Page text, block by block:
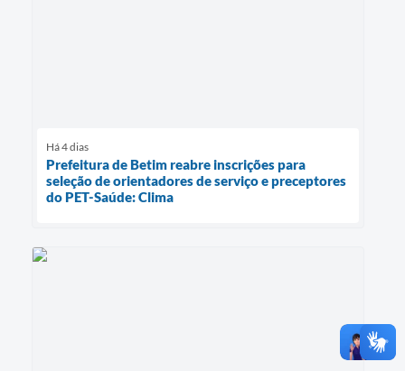
Há 4 dias
Prefeitura de Betim reabre inscrições para
seleção de orientadores de serviço e preceptores
do PET-Saúde: Clima